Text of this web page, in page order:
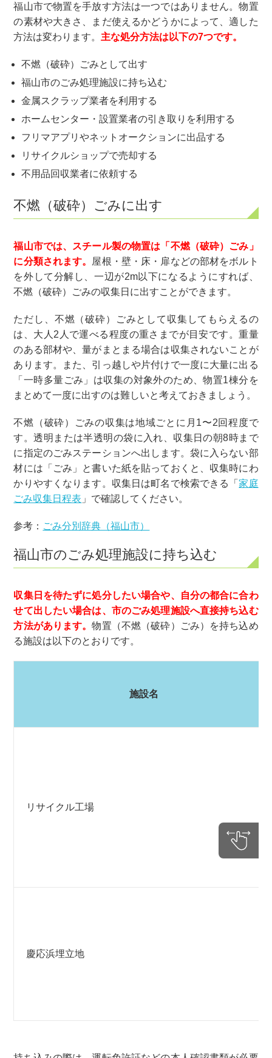
福山市で物置を手放す方法は一つではありません。物置
の素材や大きさ、まだ使えるかどうかによって、適した
方法は変わります。 主な処分方法は以下の7つです。
不燃（破砕）ごみとして出す
福山市のごみ処理施設に持ち込む
金属スクラップ業者を利用する
ホームセンター・設置業者の引き取りを利用する
フリマアプリやネットオークションに出品する
リサイクルショップで売却する
不用品回収業者に依頼する
不燃（破砕）ごみに出す
福山市では、スチール製の物置は「不燃（破砕）ごみ」
に分類されます。 屋根・壁・床・扉などの部材をボルト
を外して分解し、一辺が2m以下になるようにすれば、
不燃（破砕）ごみの収集日に出すことができます。
ただし、不燃（破砕）ごみとして収集してもらえるの
は、大人2人で運べる程度の重さまでが目安です。重量
のある部材や、量がまとまる場合は収集されないことが
あります。また、引っ越しや片付けで一度に大量に出る
「一時多量ごみ」は収集の対象外のため、物置1棟分を
まとめて一度に出すのは難しいと考えておきましょう。
不燃（破砕）ごみの収集は地域ごとに月1〜2回程度で
す。透明または半透明の袋に入れ、収集日の朝8時まで
に指定のごみステーションへ出します。袋に入らない部
材には「ごみ」と書いた紙を貼っておくと、収集時にわ
かりやすくなります。収集日は町名で検索できる「家庭
ごみ収集日程表 」で確認してください。
参考： ごみ分別辞典（福山市）
福山市のごみ処理施設に持ち込む
収集日を待たずに処分したい場合や、自分の都合に合わ
せて出したい場合は、市のごみ処理施設へ直接持ち込む
方法があります。物置（不燃（破砕）ごみ）を持ち込め
る施設は以下のとおりです。
施設名
リサイクル工場
慶応浜埋立地